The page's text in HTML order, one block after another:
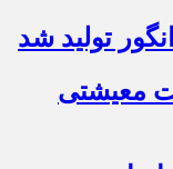
تولید شد
99 وضعیت معیشتی